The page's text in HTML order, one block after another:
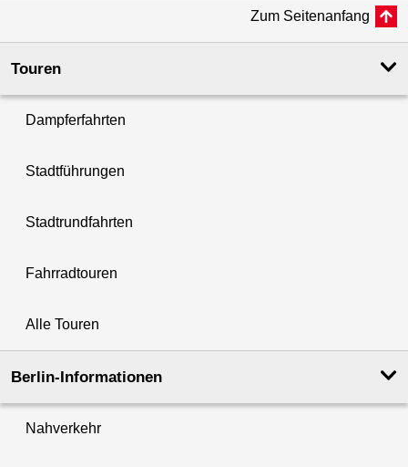
Zum Seitenanfang
Touren
Dampferfahrten
Stadtführungen
Stadtrundfahrten
Fahrradtouren
Alle Touren
Berlin-Informationen
Nahverkehr